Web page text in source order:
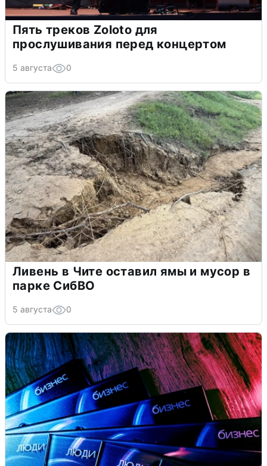
Пять треков Zoloto для
прослушивания перед концертом
5 августа 0
Ливень в Чите оставил ямы и мусор в
парке СибВО
5 августа 0